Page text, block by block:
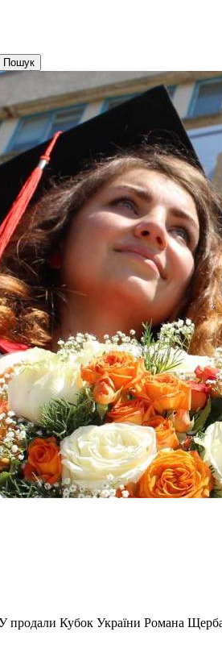
Пошук
продали Кубок України Романа